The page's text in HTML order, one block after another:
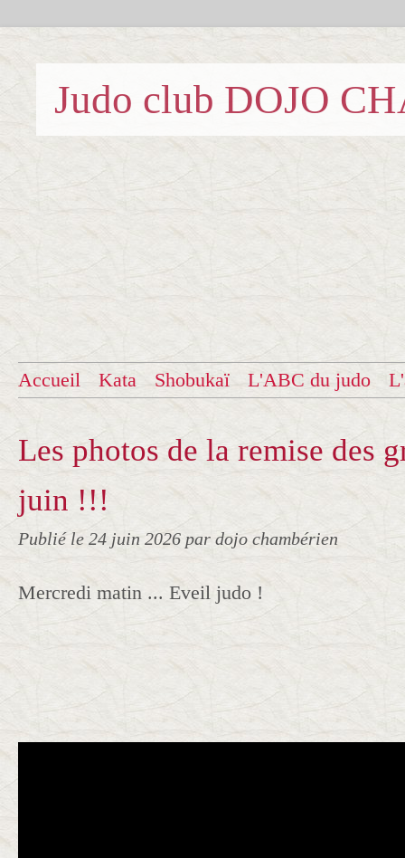
Judo club DOJO
Accueil Kata Shobukaï L'ABC du judo
Les photos de la remise des
juin !!!
Publié le 24 juin 2026 par dojo chambérien
Mercredi matin ... Eveil judo !